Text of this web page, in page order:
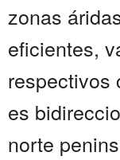
zonas
eficientes,
respectivos
es
norte